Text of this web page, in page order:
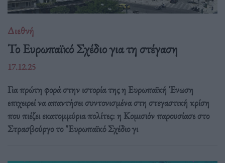
Διεθνή
Το Ευρωπαϊκό Σχέδιο για τη στέγαση
17.12.25
Για πρώτη φορά στην ιστορία της η Ευρωπαϊκή Ένωση
επιχειρεί να απαντήσει συντονισμένα στη στεγαστική κρίση
που πιέζει εκατομμύρια πολίτες: η Κομισιόν παρουσίασε στο
Στρασβούργο το "Ευρωπαϊκό Σχέδιο γι